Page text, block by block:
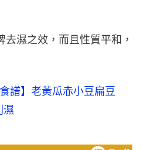
濕之效，而且性質平和，
食譜】老黃瓜赤小豆扁豆
濕